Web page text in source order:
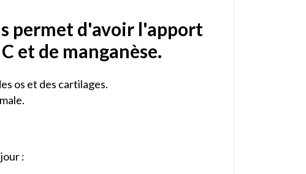
permet d'avoir l'apport
et de manganèse.
os et des cartilages.
: